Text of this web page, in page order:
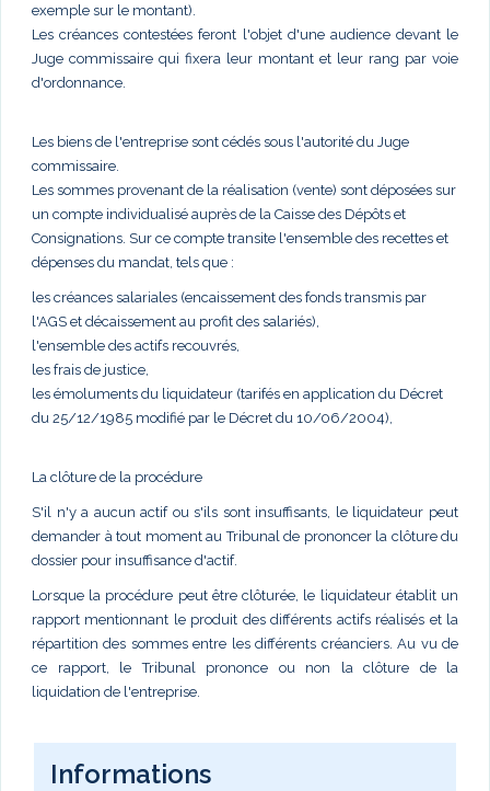
exemple sur le montant).
Les créances contestées feront l'objet d'une audience devant le
Juge commissaire qui fixera leur montant et leur rang par voie
d'ordonnance.
Les biens de l'entreprise sont cédés sous l'autorité du Juge
commissaire.
Les sommes provenant de la réalisation (vente) sont déposées sur
un compte individualisé auprès de la Caisse des Dépôts et
Consignations. Sur ce compte transite l'ensemble des recettes et
dépenses du mandat, tels que :
les créances salariales (encaissement des fonds transmis par
l'AGS et décaissement au profit des salariés),
l'ensemble des actifs recouvrés,
les frais de justice,
les émoluments du liquidateur (tarifés en application du Décret
du 25/12/1985 modifié par le Décret du 10/06/2004),
La clôture de la procédure
S'il n'y a aucun actif ou s'ils sont insuffisants, le liquidateur peut
demander à tout moment au Tribunal de prononcer la clôture du
dossier pour insuffisance d'actif.
Lorsque la procédure peut être clôturée, le liquidateur établit un
rapport mentionnant le produit des différents actifs réalisés et la
répartition des sommes entre les différents créanciers. Au vu de
ce rapport, le Tribunal prononce ou non la clôture de la
liquidation de l'entreprise.
Informations